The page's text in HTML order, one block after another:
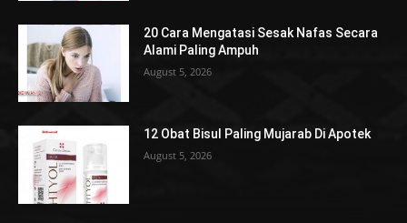
20 Cara Mengatasi Sesak Nafas Secara
Alami Paling Ampuh
August 5, 2026
12 Obat Bisul Paling Mujarab Di Apotek
August 5, 2026